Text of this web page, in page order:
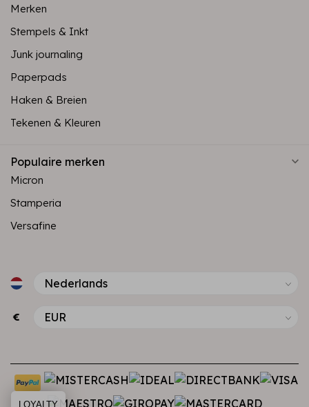
Merken
Stempels & Inkt
Junk journaling
Paperpads
Haken & Breien
Tekenen & Kleuren
Populaire merken
Micron
Stamperia
Versafine
€
LOYALTY